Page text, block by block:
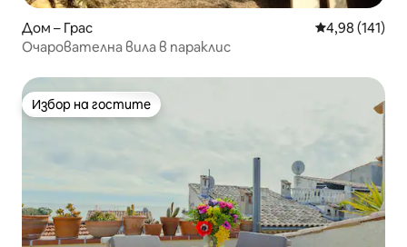
Дом – Грас Средна
4,98 (141)
Очарователна вила в параклис
Избор на гостите
Избор на гостите